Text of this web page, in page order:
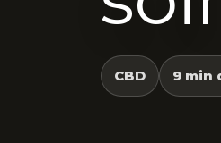
CBD 9 min